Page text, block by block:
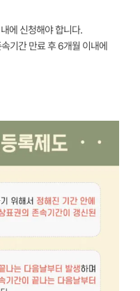
에 신청해야 합니다.
기간 만료 후 6개월 이내에